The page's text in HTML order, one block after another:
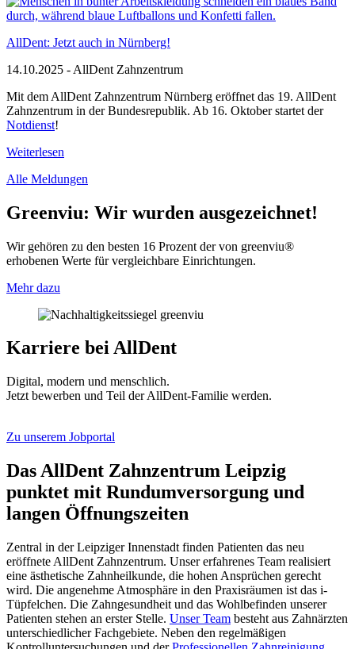
AllDent: Jetzt auch in Nürnberg!
14.10.2025 - AllDent Zahnzentrum
Mit dem AllDent Zahnzentrum Nürnberg eröffnet das 19. AllDent
Zahnzentrum in der Bundesrepublik. Ab 16. Oktober startet der
Notdienst!
Weiterlesen
Alle Meldungen
Greenviu: Wir wurden ausgezeichnet!
Wir gehören zu den besten 16 Prozent der von greenviu®
erhobenen Werte für vergleichbare Einrichtungen.
Mehr dazu
Karriere bei AllDent
Digital, modern und menschlich.
Jetzt bewerben und Teil der AllDent-Familie werden.
Zu unserem Jobportal
Das AllDent Zahnzentrum Leipzig
punktet mit Rundumversorgung und
langen Öffnungszeiten
Zentral in der Leipziger Innenstadt finden Patienten das neu
eröffnete AllDent Zahnzentrum. Unser erfahrenes Team realisiert
eine ästhetische Zahnheilkunde, die hohen Ansprüchen gerecht
wird. Die angenehme Atmosphäre in den Praxisräumen ist das i-
Tüpfelchen. Die Zahngesundheit und das Wohlbefinden unserer
Patienten stehen an erster Stelle. Unser Team besteht aus Zahnärzten
unterschiedlicher Fachgebiete. Neben den regelmäßigen